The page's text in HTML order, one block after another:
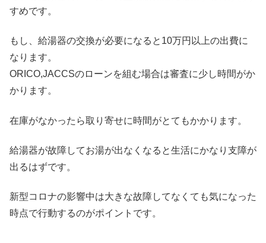
すめです。
もし、給湯器の交換が必要になると10万円以上の出費に
なります。
ORICO,JACCSのローンを組む場合は審査に少し時間がか
かります。
在庫がなかったら取り寄せに時間がとてもかかります。
給湯器が故障してお湯が出なくなると生活にかなり支障が
出るはずです。
新型コロナの影響中は大きな故障してなくても気になった
時点で行動するのがポイントです。